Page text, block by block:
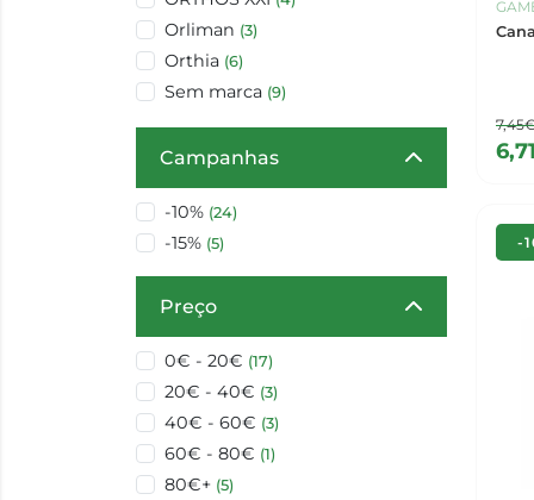
Orliman (3)
Orthia (6)
Sem marca (9)
Campanhas
-10% (24)
-15% (5)
Preço
0€ - 20€ (17)
20€ - 40€ (3)
40€ - 60€ (3)
60€ - 80€ (1)
80€+ (5)
-